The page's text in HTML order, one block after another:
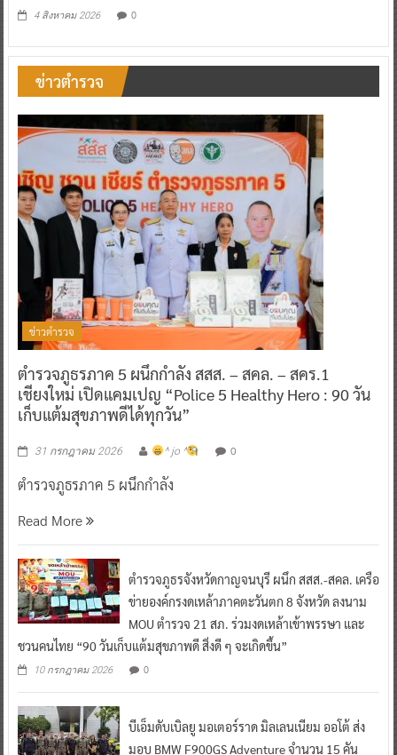
4 สิงหาคม 2026 0
ข่าวตำรวจ
ข่าวตำรวจ
ตำรวจภูธรภาค 5 ผนึกกำลัง สสส. – สคล. – สคร.1
เชียงใหม่ เปิดแคมเปญ “Police 5 Healthy Hero : 90 วัน
เก็บแต้มสุขภาพดีได้ทุกวัน”
31 กรกฎาคม 2026 ^ jo ^ 0
ตำรวจภูธรภาค 5 ผนึกกำลัง
Read More
ตำรวจภูธรจังหวัดกาญจนบุรี ผนึก สสส.-สคล. เครือ
ข่ายองค์กรงดเหล้าภาคตะวันตก 8 จังหวัด ลงนาม
MOU ตำรวจ 21 สภ. ร่วมงดเหล้าเข้าพรรษา และ
ชวนคนไทย “90 วันเก็บแต้มสุขภาพดี สิ่งดี ๆ จะเกิดขึ้น”
10 กรกฎาคม 2026 0
บีเอ็มดับเบิลยู มอเตอร์ราด มิลเลนเนียม ออโต้ ส่ง
มอบ BMW F900GS Adventure จำนวน 15 คัน